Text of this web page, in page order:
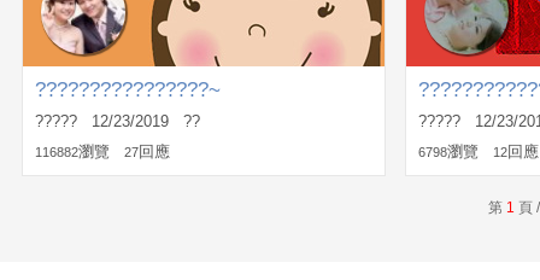
????????????????~
????? 12/23/2019 ??
116882瀏覽 27回應
????? 12/23/
6798瀏覽 12回應
第 1